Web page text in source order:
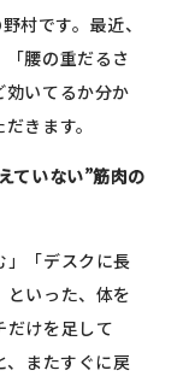
村です。最近、
「腰の重だるさ
効いてるか分か
きます。
ていない”筋肉の
」「デスクに長
といった、体を
だけを足して
、またすぐに戻